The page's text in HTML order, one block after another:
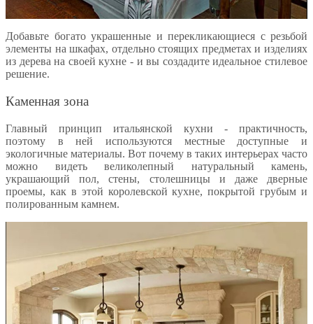
Добавьте богато украшенные и перекликающиеся с резьбой
элементы на шкафах, отдельно стоящих предметах и изделиях
из дерева на своей кухне - и вы создадите идеальное стилевое
решение.
Каменная зона
Главный принцип итальянской кухни - практичность,
поэтому в ней используются местные доступные и
экологичные материалы. Вот почему в таких интерьерах часто
можно видеть великолепный натуральный камень,
украшающий пол, стены, столешницы и даже дверные
проемы, как в этой королевской кухне, покрытой грубым и
полированным камнем.